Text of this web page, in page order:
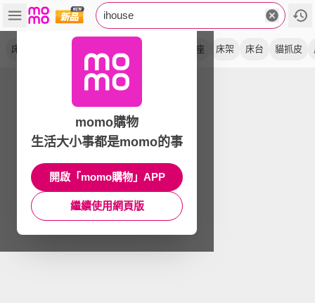
ihouse
床底 床座 床架 床台 貓抓皮
momo購物
生活大小事都是momo的事
開啟「momo購物」APP
繼續使用網頁版